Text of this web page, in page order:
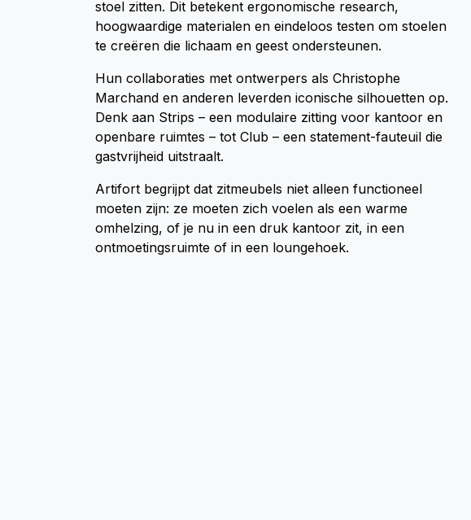
stoel zitten. Dit betekent ergonomische research,
hoogwaardige materialen en eindeloos testen om stoelen
te creëren die lichaam en geest ondersteunen.
Hun collaboraties met ontwerpers als Christophe
Marchand en anderen leverden iconische silhouetten op.
Denk aan Strips – een modulaire zitting voor kantoor en
openbare ruimtes – tot Club – een statement-fauteuil die
gastvrijheid uitstraalt.
Artifort begrijpt dat zitmeubels niet alleen functioneel
moeten zijn: ze moeten zich voelen als een warme
omhelzing, of je nu in een druk kantoor zit, in een
ontmoetingsruimte of in een loungehoek.